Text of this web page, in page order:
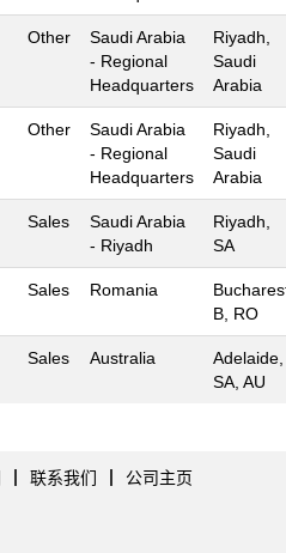
Other
Saudi Arabia
- Regional
Headquarters
Riyadh,
Saudi
Arabia
Other
Saudi Arabia
- Regional
Headquarters
Riyadh,
Saudi
Arabia
Sales
Saudi Arabia
- Riyadh
Riyadh,
SA
Sales Romania
B, RO
Sales Australia
Adelaide,
SA, AU
联系我们 公司主页